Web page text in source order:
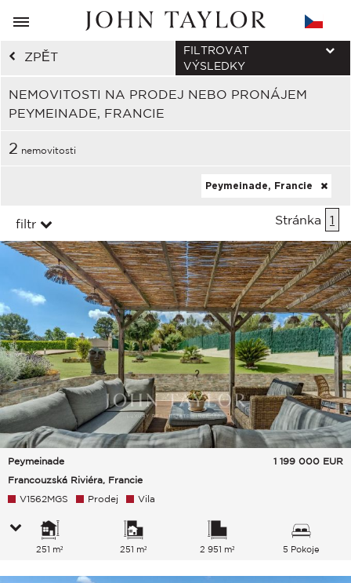
ZPĚT
NEMOVITOSTI NA PRODEJ NEBO PRONÁJEM
PEYMEINADE, FRANCIE
FILTROVAT
VÝSLEDKY
2 nemovitosti
Peymeinade, Francie
filtr Stránka 1
Peymeinade
Francouzská Riviéra, Francie
1 199 000 EUR
V1562MGS Prodej Vila
251 m² 251 m² 2 951 m² 5 Pokoje